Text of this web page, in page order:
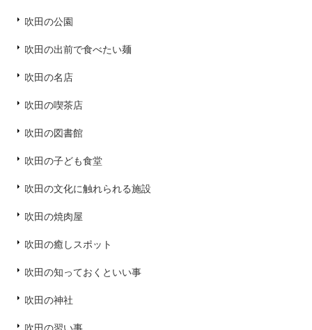
吹田の公園
吹田の出前で食べたい麺
吹田の名店
吹田の喫茶店
吹田の図書館
吹田の子ども食堂
吹田の文化に触れられる施設
吹田の焼肉屋
吹田の癒しスポット
吹田の知っておくといい事
吹田の神社
吹田の習い事